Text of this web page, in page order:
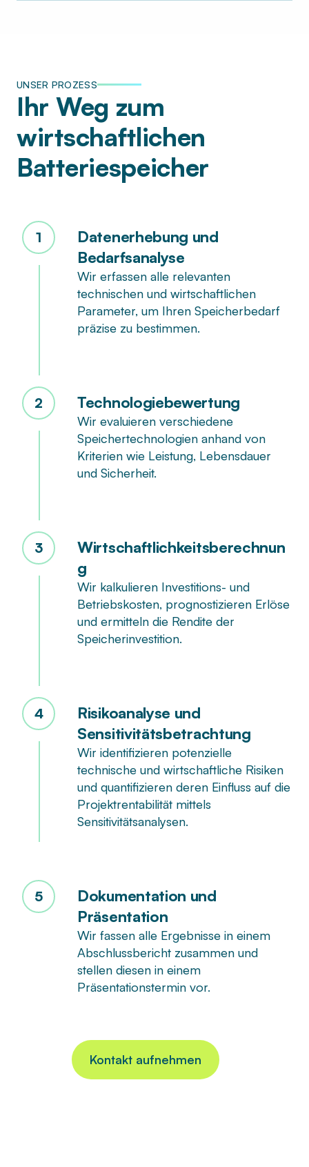
UNSER PROZESS
Ihr Weg zum
wirtschaftlichen
Batteriespeicher
1
Datenerhebung und
Bedarfsanalyse
Wir erfassen alle relevanten
technischen und wirtschaftlichen
Parameter, um Ihren Speicherbedarf
präzise zu bestimmen.
2 Technologiebewertung
Wir evaluieren verschiedene
Speichertechnologien anhand von
Kriterien wie Leistung, Lebensdauer
und Sicherheit.
3
Wirtschaftlichkeitsberechnun
g
Wir kalkulieren Investitions- und
Betriebskosten, prognostizieren Erlöse
und ermitteln die Rendite der
Speicherinvestition.
4
Risikoanalyse und
Sensitivitätsbetrachtung
Wir identifizieren potenzielle
technische und wirtschaftliche Risiken
und quantifizieren deren Einfluss auf die
Projektrentabilität mittels
Sensitivitätsanalysen.
5
Dokumentation und
Präsentation
Wir fassen alle Ergebnisse in einem
Abschlussbericht zusammen und
stellen diesen in einem
Präsentationstermin vor.
Kontakt aufnehmen